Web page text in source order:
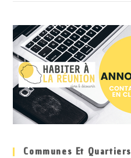
Communes Et Quartiers